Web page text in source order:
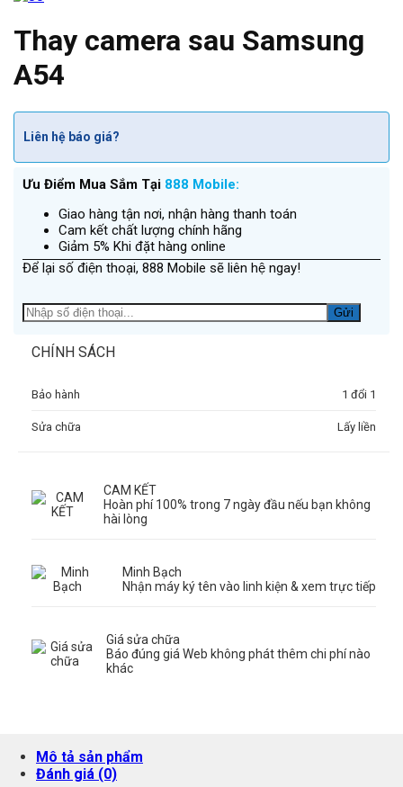
Thay camera sau Samsung
A54
Liên hệ báo giá?
Ưu Điểm Mua Sắm Tại 888 Mobile:
Giao hàng tận nơi, nhận hàng thanh toán
Cam kết chất lượng chính hãng
Giảm 5% Khi đặt hàng online
Để lại số điện thoại, 888 Mobile sẽ liên hệ ngay!
CHÍNH SÁCH
Bảo hành 1 đổi 1
Sửa chữa Lấy liền
CAM KẾT
Hoàn phí 100% trong 7 ngày đầu nếu bạn không
hài lòng
Minh Bạch
Nhận máy ký tên vào linh kiện & xem trực tiếp
Giá sửa chữa
Báo đúng giá Web không phát thêm chi phí nào
khác
Mô tả sản phẩm
Đánh giá (0)